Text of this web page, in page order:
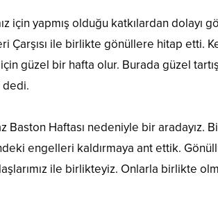
için yapmış olduğu katkılardan dolayı
Çarşısı ile birlikte gönüllere hitap etti.
güzel bir hafta olur. Burada güzel
dedi.
Baston Haftası nedeniyle bir aradayız.
engelleri kaldırmaya ant ettik.
ile birlikteyiz. Onlarla birlikte